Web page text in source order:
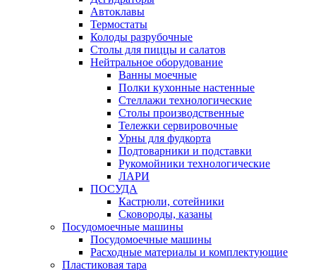
Автоклавы
Термостаты
Колоды разрубочные
Столы для пиццы и салатов
Нейтральное оборудование
Ванны моечные
Полки кухонные настенные
Стеллажи технологические
Столы производственные
Тележки сервировочные
Урны для фудкорта
Подтоварники и подставки
Рукомойники технологические
ЛАРИ
ПОСУДА
Кастрюли, сотейники
Сковороды, казаны
Посудомоечные машины
Посудомоечные машины
Расходные материалы и комплектующие
Пластиковая тара